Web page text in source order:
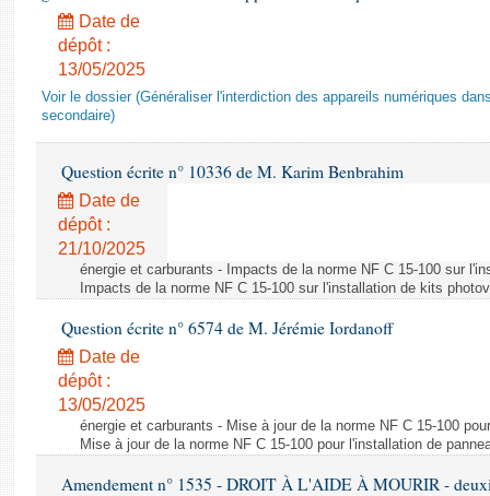
Date de
dépôt :
13/05/2025
Voir le dossier (Généraliser l'interdiction des appareils numériques
secondaire)
Question écrite n° 10336 de M. Karim Benbrahim
Date de
dépôt :
21/10/2025
énergie et carburants - Impacts de la norme NF C 15-100 sur
Impacts de la norme NF C 15-100 sur l'installation de kits
Question écrite n° 6574 de M. Jérémie Iordanoff
Date de
dépôt :
13/05/2025
énergie et carburants - Mise à jour de la norme NF C 15-100
Mise à jour de la norme NF C 15-100 pour l'installation de
Amendement n° 1535 - DROIT À L'AIDE À MOURIR -